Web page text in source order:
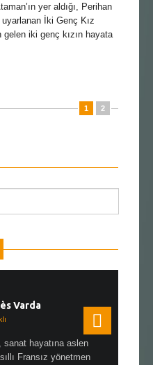
yer aldığı, Perihan
uyarlanan İki Genç Kız
gelen iki genç kızın hayata
1 2
Varda
hayatına aslen
Fransız yönetmen